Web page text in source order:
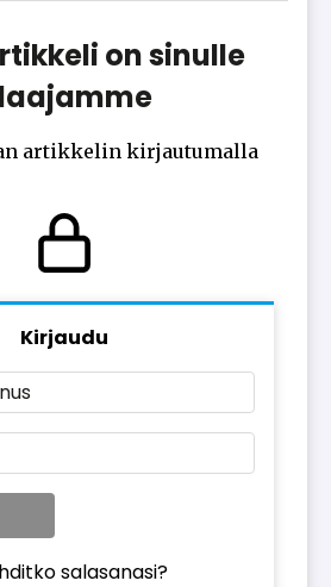
on sinulle
artikkelin kirjautumalla
Kirjaudu
salasanasi?